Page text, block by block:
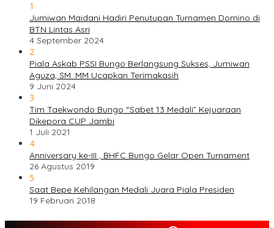
1
Jumiwan Maidani Hadiri Penutupan Turnamen Domino di
BTN Lintas Asri
4 September 2024
2
Piala Askab PSSI Bungo Berlangsung Sukses, Jumiwan
Aguza, SM. MM Ucapkan Terimakasih
9 Juni 2024
3
Tim Taekwondo Bungo “Sabet 13 Medali” Kejuaraan
Dikepora CUP Jambi
1 Juli 2021
4
Anniversary ke-III , BHFC Bungo Gelar Open Turnament
26 Agustus 2019
5
Saat Bepe Kehilangan Medali Juara Piala Presiden
19 Februari 2018